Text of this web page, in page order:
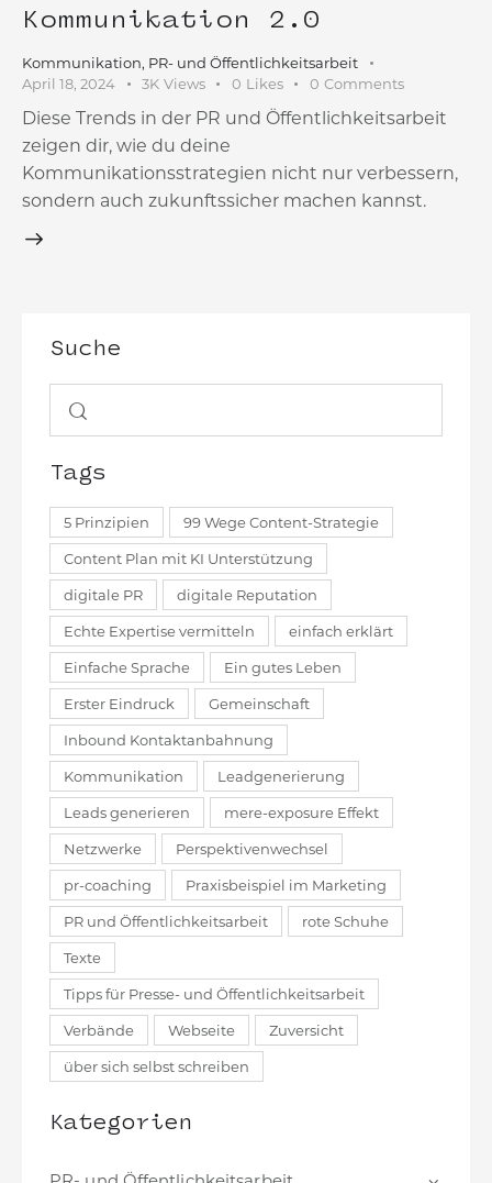
Kommunikation 2.0
Kommunikation, PR- und Öffentlichkeitsarbeit
April 18, 2024
3K Views 0 Likes 0 Comments
Diese Trends in der PR und Öffentlichkeitsarbeit
zeigen dir, wie du deine
Kommunikationsstrategien nicht nur verbessern,
sondern auch zukunftssicher machen kannst.
Suche
Tags
5 Prinzipien 99 Wege Content-Strategie
Content Plan mit KI Unterstützung
digitale PR digitale Reputation
Echte Expertise vermitteln einfach erklärt
Einfache Sprache Ein gutes Leben
Erster Eindruck Gemeinschaft
Inbound Kontaktanbahnung
Kommunikation Leadgenerierung
Leads generieren mere-exposure Effekt
Netzwerke Perspektivenwechsel
pr-coaching Praxisbeispiel im Marketing
PR und Öffentlichkeitsarbeit rote Schuhe
Texte
Tipps für Presse- und Öffentlichkeitsarbeit
Verbände Webseite Zuversicht
über sich selbst schreiben
Kategorien